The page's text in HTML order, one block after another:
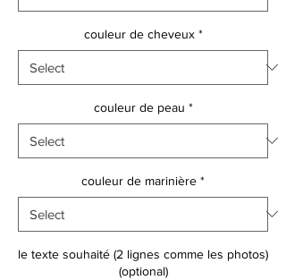
couleur de cheveux *
couleur de peau *
couleur de marinière *
le texte souhaité (2 lignes comme les photos)
(optional)